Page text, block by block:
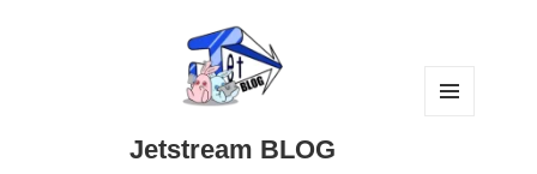
Jetstream BLOG